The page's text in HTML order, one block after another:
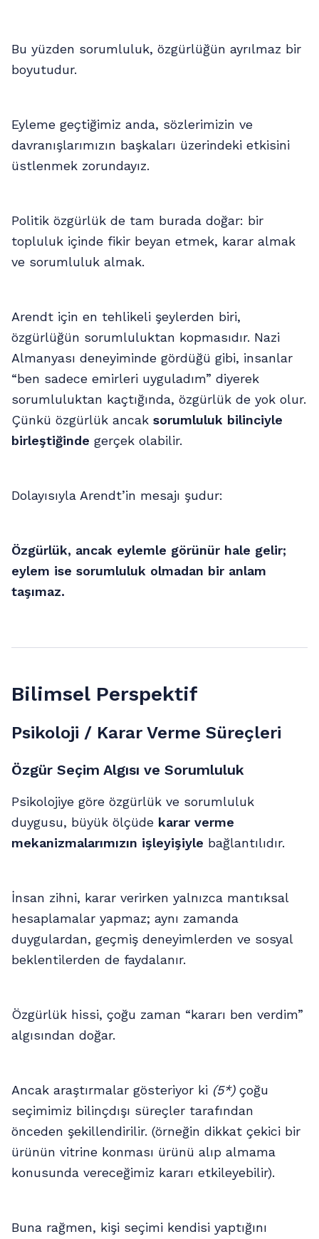
Bu yüzden sorumluluk, özgürlüğün ayrılmaz bir
boyutudur.
Eyleme geçtiğimiz anda, sözlerimizin ve
davranışlarımızın başkaları üzerindeki etkisini
üstlenmek zorundayız.
Politik özgürlük de tam burada doğar: bir
topluluk içinde fikir beyan etmek, karar almak
ve sorumluluk almak.
Arendt için en tehlikeli şeylerden biri,
özgürlüğün sorumluluktan kopmasıdır. Nazi
Almanyası deneyiminde gördüğü gibi, insanlar
“ben sadece emirleri uyguladım” diyerek
sorumluluktan kaçtığında, özgürlük de yok olur.
Çünkü özgürlük ancak sorumluluk bilinciyle
birleştiğinde gerçek olabilir.
Dolayısıyla Arendt’in mesajı şudur:
Özgürlük, ancak eylemle görünür hale gelir;
eylem ise sorumluluk olmadan bir anlam
taşımaz.
Bilimsel Perspektif
Psikoloji / Karar Verme Süreçleri
Özgür Seçim Algısı ve Sorumluluk
Psikolojiye göre özgürlük ve sorumluluk
duygusu, büyük ölçüde karar verme
mekanizmalarımızın işleyişiyle bağlantılıdır.
İnsan zihni, karar verirken yalnızca mantıksal
hesaplamalar yapmaz; aynı zamanda
duygulardan, geçmiş deneyimlerden ve sosyal
beklentilerden de faydalanır.
Özgürlük hissi, çoğu zaman “kararı ben verdim”
algısından doğar.
Ancak araştırmalar gösteriyor ki (5*) çoğu
seçimimiz bilinçdışı süreçler tarafından
önceden şekillendirilir. (örneğin dikkat çekici bir
ürünün vitrine konması ürünü alıp almama
konusunda vereceğimiz kararı etkileyebilir).
Buna rağmen, kişi seçimi kendisi yaptığını